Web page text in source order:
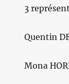
3
Quentin
Mona